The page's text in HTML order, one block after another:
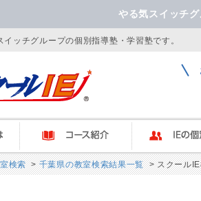
やる気スイッチ
ッチグループの個別指導塾・学習塾です。
コース紹介 IEの個別指導
検索>千葉県の教室検索結果一覧> スクールIE